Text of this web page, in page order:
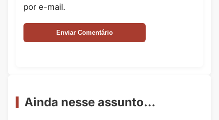
por e-mail.
Ainda nesse assunto...